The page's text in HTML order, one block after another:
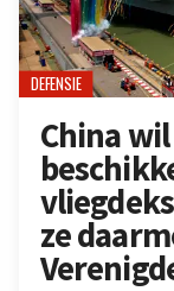
DEFENSIE
China
ze